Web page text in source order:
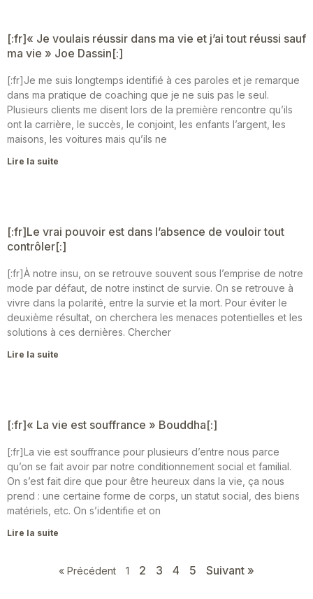
[:fr]« Je voulais réussir dans ma vie et j’ai tout réussi sauf
ma vie » Joe Dassin[:]
[:fr]Je me suis longtemps identifié à ces paroles et je remarque
dans ma pratique de coaching que je ne suis pas le seul.
Plusieurs clients me disent lors de la première rencontre qu’ils
ont la carrière, le succès, le conjoint, les enfants l’argent, les
maisons, les voitures mais qu’ils ne
Lire la suite
[:fr]Le vrai pouvoir est dans l’absence de vouloir tout
contrôler[:]
[:fr]À notre insu, on se retrouve souvent sous l’emprise de notre
mode par défaut, de notre instinct de survie. On se retrouve à
vivre dans la polarité, entre la survie et la mort. Pour éviter le
deuxième résultat, on cherchera les menaces potentielles et les
solutions à ces dernières. Chercher
Lire la suite
[:fr]« La vie est souffrance » Bouddha[:]
[:fr]La vie est souffrance pour plusieurs d’entre nous parce
qu’on se fait avoir par notre conditionnement social et familial.
On s’est fait dire que pour être heureux dans la vie, ça nous
prend : une certaine forme de corps, un statut social, des biens
matériels, etc. On s’identifie et on
Lire la suite
« Précédent 1 2 3 4 5 Suivant »